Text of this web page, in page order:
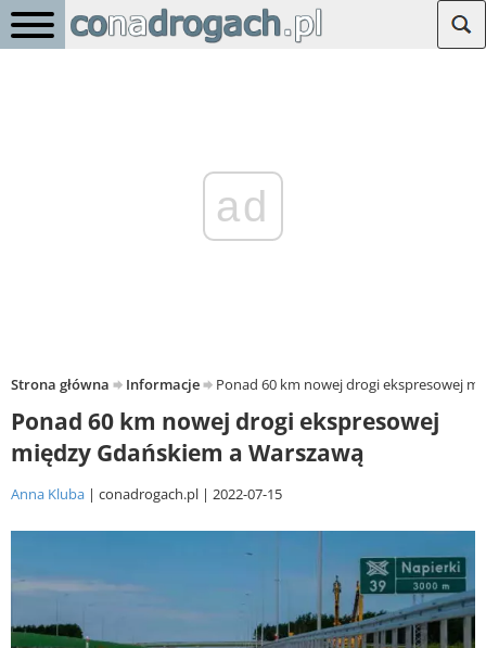
ad
Strona główna Informacje Ponad 60 km nowej drogi ekspresowej
Ponad 60 km nowej drogi ekspresowej
między Gdańskiem a Warszawą
Anna Kluba conadrogach.pl 2022-07-15